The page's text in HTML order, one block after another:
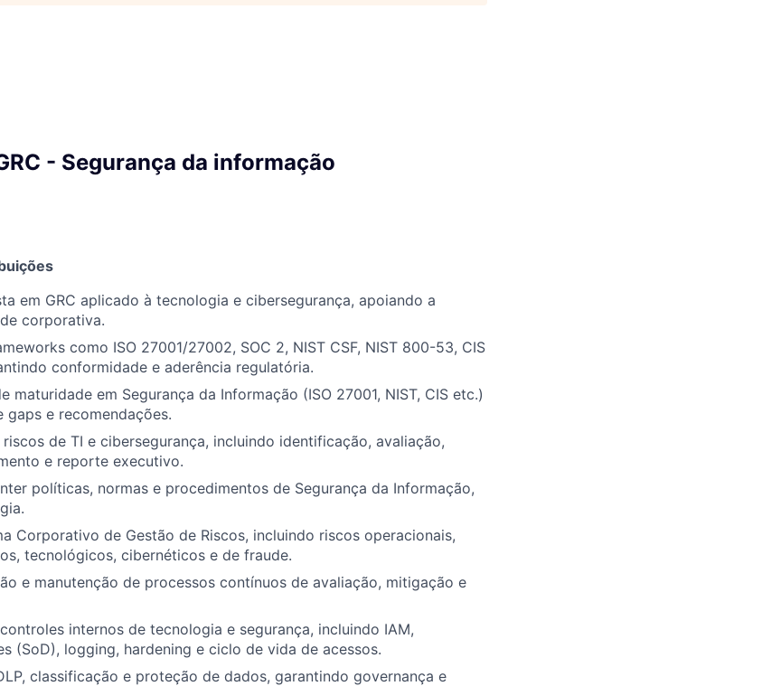
- Segurança da informação
em GRC aplicado à tecnologia e cibersegurança, apoiando a
corporativa.
como ISO 27001/27002, SOC 2, NIST CSF, NIST 800-53, CIS
conformidade e aderência regulatória.
maturidade em Segurança da Informação (ISO 27001, NIST, CIS etc.)
gaps e recomendações.
de TI e cibersegurança, incluindo identificação, avaliação,
e reporte executivo.
políticas, normas e procedimentos de Segurança da Informação,
Corporativo de Gestão de Riscos, incluindo riscos operacionais,
tecnológicos, cibernéticos e de fraude.
e manutenção de processos contínuos de avaliação, mitigação e
internos de tecnologia e segurança, incluindo IAM,
(SoD), logging, hardening e ciclo de vida de acessos.
classificação e proteção de dados, garantindo governança e